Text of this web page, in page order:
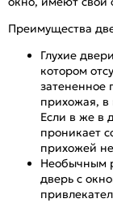
Преимущества
Глухие
котором
затененное
прихожая, в
Если в же в
проникает
прихожей
Необычным
дверь с